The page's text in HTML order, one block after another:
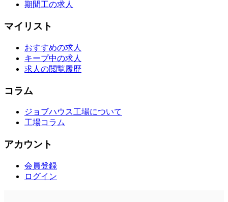
期間工の求人
マイリスト
おすすめの求人
キープ中の求人
求人の閲覧履歴
コラム
ジョブハウス工場について
工場コラム
アカウント
会員登録
ログイン